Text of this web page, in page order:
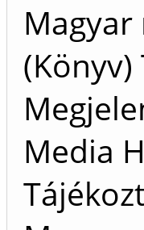
Magyar
Media